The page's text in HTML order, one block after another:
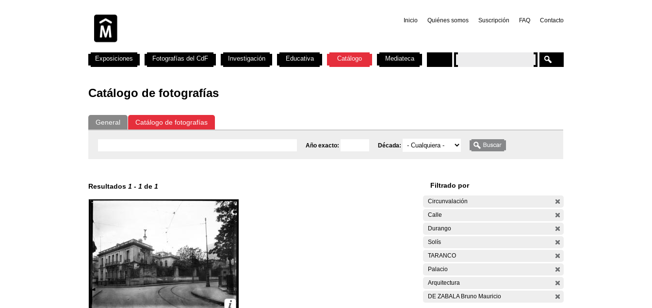
Inicio Quiénes somos Suscripción FAQ Contacto
Catálogo de fotografías
General Catálogo de fotografías
Año exacto: Década:
Resultados 1 - 1 de 1 Filtrado por
Circunvalación
Calle
Durango
Solís
TARANCO
Palacio
Arquitectura
DE ZABALA Bruno Mauricio
Exposiciones Fotografías del CdF Investigación Educativa Catálogo Mediateca